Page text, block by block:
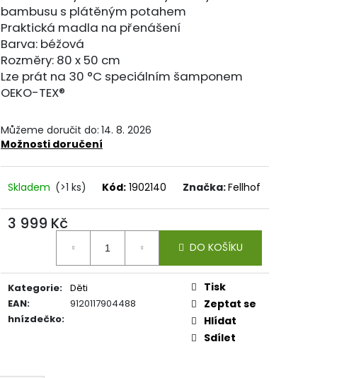
bambusu s plátěným potahem
Praktická madla na přenášení
Barva: béžová
Rozměry: 80 x 50 cm
Lze prát na 30 °C speciálním šamponem
OEKO-TEX®
Můžeme doručit do: 14. 8. 2026
Možnosti doručení
Skladem (>1 ks) Kód: 1902140 Značka:Fellhof
3 999 Kč
DO KOŠÍKU
Kategorie: Děti
EAN:
9120117904488
hnízdečko:
Tisk
Zeptat se
Hlídat
Sdílet